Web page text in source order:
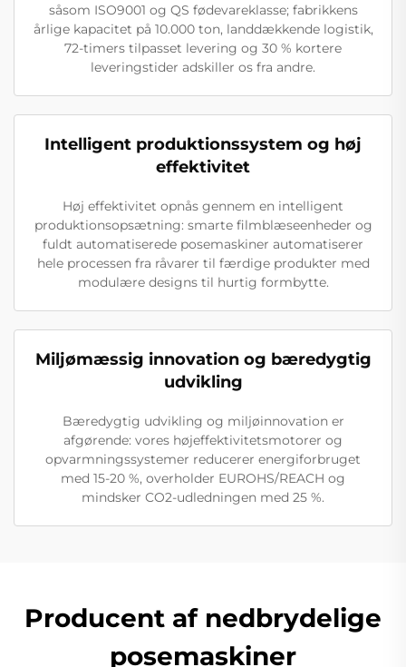
såsom ISO9001 og QS fødevareklasse; fabrikkens
årlige kapacitet på 10.000 ton, landdækkende logistik,
72-timers tilpasset levering og 30 % kortere
leveringstider adskiller os fra andre.
Intelligent produktionssystem og høj
effektivitet
Høj effektivitet opnås gennem en intelligent
produktionsopsætning: smarte filmblæseenheder og
fuldt automatiserede posemaskiner automatiserer
hele processen fra råvarer til færdige produkter med
modulære designs til hurtig formbytte.
Miljømæssig innovation og bæredygtig
udvikling
Bæredygtig udvikling og miljøinnovation er
afgørende: vores højeffektivitetsmotorer og
opvarmningssystemer reducerer energiforbruget
med 15-20 %, overholder EUROHS/REACH og
mindsker CO2-udledningen med 25 %.
Producent af nedbrydelige
posemaskiner